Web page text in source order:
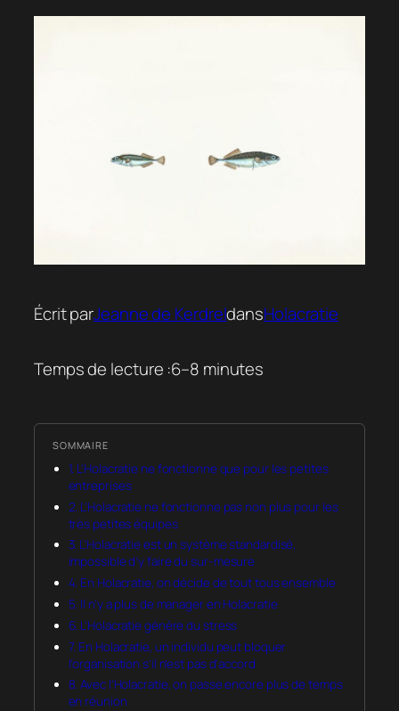
Écrit parJeanne de KerdreldansHolacratie
Temps de lecture :6–8 minutes
SOMMAIRE
1. L’Holacratie ne fonctionne que pour les petites
entreprises
2. L’Holacratie ne fonctionne pas non plus pour les
très petites équipes
3. L’Holacratie est un système standardisé,
impossible d’y faire du sur-mesure
4. En Holacratie, on décide de tout tous ensemble
5. Il n’y a plus de manager en Holacratie
6. L’Holacratie génère du stress
7. En Holacratie, un individu peut bloquer
l’organisation s’il n’est pas d’accord
8. Avec l’Holacratie, on passe encore plus de temps
en réunion